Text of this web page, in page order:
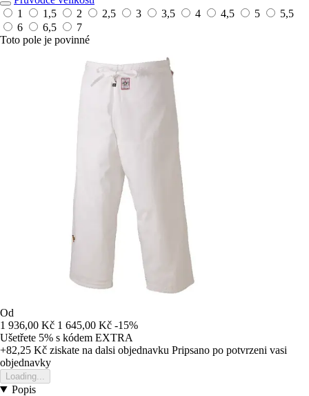
1
1,5 2 2,5 3 3,5 4 4,5 5
5,5
6
6,5
7
Toto pole je povinné
Od
1 936,00 Kč 1 645,00 Kč -15%
Ušetřete 5% s kódem EXTRA
+82,25 Kč ziskate na dalsi objednavku Pripsano po potvrzeni vasi
objednavky
Loading...
Popis